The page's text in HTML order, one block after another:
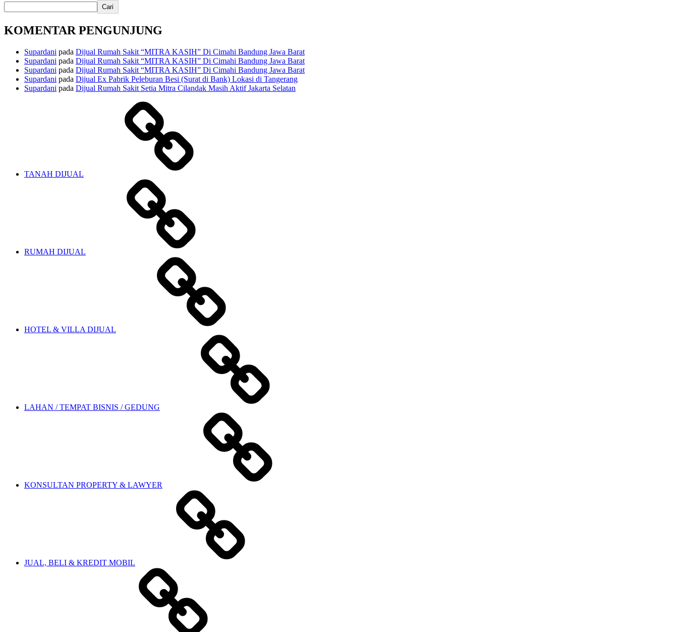
Cari
KOMENTAR PENGUNJUNG
Supardani pada Dijual Rumah Sakit “MITRA KASIH” Di Cimahi Bandung Jawa Barat
Supardani pada Dijual Rumah Sakit “MITRA KASIH” Di Cimahi Bandung Jawa Barat
Supardani pada Dijual Rumah Sakit “MITRA KASIH” Di Cimahi Bandung Jawa Barat
Supardani pada Dijual Ex Pabrik Peleburan Besi (Surat di Bank) Lokasi di Tangerang
Supardani pada Dijual Rumah Sakit Setia Mitra Cilandak Masih Aktif Jakarta Selatan
TANAH DIJUAL
RUMAH DIJUAL
HOTEL & VILLA DIJUAL
LAHAN / TEMPAT BISNIS / GEDUNG
KONSULTAN PROPERTY & LAWYER
JUAL, BELI & KREDIT MOBIL